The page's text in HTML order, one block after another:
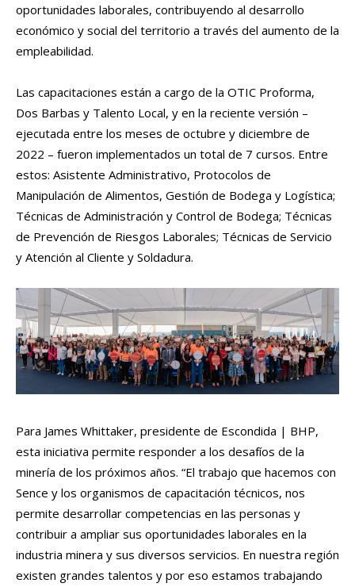
oportunidades laborales, contribuyendo al desarrollo
económico y social del territorio a través del aumento de la
empleabilidad.
Las capacitaciones están a cargo de la OTIC Proforma,
Dos Barbas y Talento Local, y en la reciente versión –
ejecutada entre los meses de octubre y diciembre de
2022 – fueron implementados un total de 7 cursos. Entre
estos: Asistente Administrativo, Protocolos de
Manipulación de Alimentos, Gestión de Bodega y Logística;
Técnicas de Administración y Control de Bodega; Técnicas
de Prevención de Riesgos Laborales; Técnicas de Servicio
y Atención al Cliente y Soldadura.
Para James Whittaker, presidente de Escondida | BHP,
esta iniciativa permite responder a los desafíos de la
minería de los próximos años. “El trabajo que hacemos con
Sence y los organismos de capacitación técnicos, nos
permite desarrollar competencias en las personas y
contribuir a ampliar sus oportunidades laborales en la
industria minera y sus diversos servicios. En nuestra región
existen grandes talentos y por eso estamos trabajando